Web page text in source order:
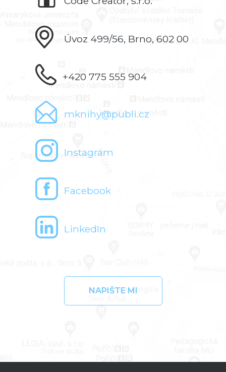
Úvoz 499/56, Brno, 602 00
+420 775 555 904
mknihy@publi.cz
Instagram
Facebook
LinkedIn
NAPIŠTE MI